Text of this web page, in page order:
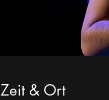
Zeit & Ort